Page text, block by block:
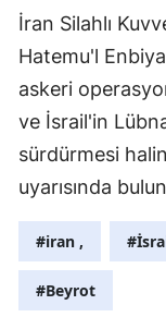
İran Silahlı
Hatemu'l
askeri
ve İsrail'in
sürdürmesi
uyarısında
#iran ,
#Beyrot